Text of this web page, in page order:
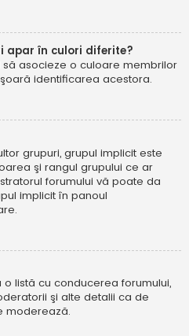
apar în culori diferite?
să asocieze o culoare membrilor
identificarea acestora.
grupuri, grupul implicit este
şi rangul grupului ce ar
forumului vă poate da
implicit în panoul
listă cu conducerea forumului,
şi alte detalii ca de
moderează.